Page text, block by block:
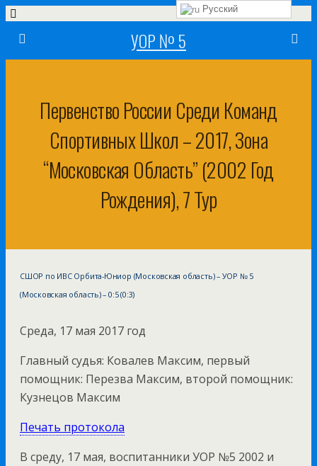
УОР № 5
Первенство России Среди Команд
Спортивных Школ – 2017, Зона
“Московская Область” (2002 Год
Рождения), 7 Тур
СШОР по ИВС Орбита-Юниор (Московская область) – УОР № 5
(Московская область) – 0:5 (0:3)
Среда, 17 мая 2017 год
Главный судья: Ковалев Максим, первый
помощник: Перезва Максим, второй помощник:
Кузнецов Максим
Печать протокола
В среду, 17 мая, воспитанники УОР №5 2002 и
Русский